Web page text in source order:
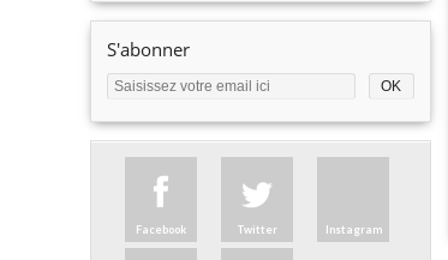
S'abonner
Facebook Twitter Instagram